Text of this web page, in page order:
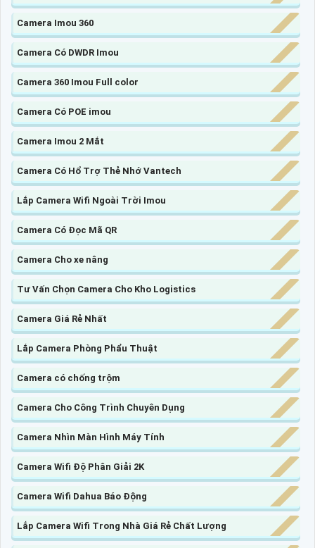
Camera Imou 360
Camera Có DWDR Imou
Camera 360 Imou Full color
Camera Có POE imou
Camera Imou 2 Mắt
Camera Có Hổ Trợ Thẻ Nhớ Vantech
Lắp Camera Wifi Ngoài Trời Imou
Camera Có Đọc Mã QR
Camera Cho xe nâng
Tư Vấn Chọn Camera Cho Kho Logistics
Camera Giá Rẻ Nhất
Lắp Camera Phòng Phẩu Thuật
Camera có chống trộm
Camera Cho Công Trình Chuyên Dụng
Camera Nhìn Màn Hình Máy Tính
Camera Wifi Độ Phân Giải 2K
Camera Wifi Dahua Báo Động
Lắp Camera Wifi Trong Nhà Giá Rẻ Chất Lượng